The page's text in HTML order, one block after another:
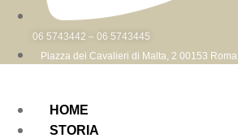
06 5743442 – 06 5743445
Piazza dei Cavalieri di Malta, 2 00153 Roma
HOME
STORIA